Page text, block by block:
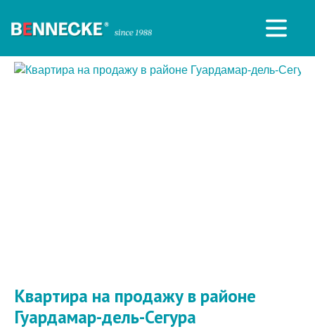
Квартира на продажу в районе
Гуардамар-дель-Сегура